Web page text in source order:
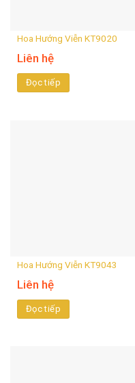
Hoa Hướng Viễn KT9020
Liên hệ
Đọc tiếp
Hoa Hướng Viễn KT9043
Liên hệ
Đọc tiếp